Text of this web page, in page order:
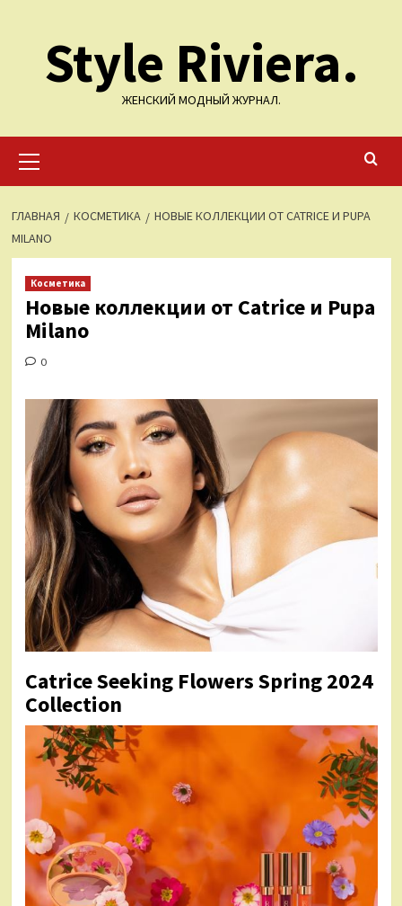
содержимомуStyle Riviera.
ЖЕНСКИЙ МОДНЫЙ ЖУРНАЛ.
меню
ГЛАВНАЯ КОСМЕТИКА
НОВЫЕ КОЛЛЕКЦИИ ОТ CATRICE И PUPA
MILANO
Косметика
Новые коллекции от Catrice и Pupa
Milano
0
Catrice Seeking Flowers Spring 2024
Collection